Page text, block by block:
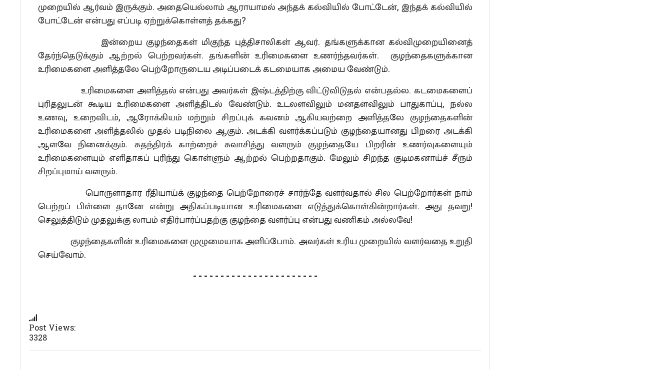
முறையில் ஆர்வம் இருக்கும். அதையெல்லாம் ஆராயாமல் அந்தக் கல்வியில் போட்டேன், இந்தக் கல்வியில்
போட்டேன் என்பது எப்படி ஏற்றுக்கொள்ளத் தக்கது?
இன்றைய குழந்தைகள் மிகுந்த புத்திசாலிகள் ஆவர். தங்களுக்கான கல்விமுறையினைத்
தேர்ந்தெடுக்கும் ஆற்றல் பெற்றவர்கள். தங்களின் உரிமைகளை உணர்ந்தவர்கள். குழந்தைகளுக்கான
உரிமைகளை அளித்தலே பெற்றோருடைய அடிப்படைக் கடமையாக அமைய வேண்டும்.
உரிமைகளை அளித்தல் என்பது அவர்கள் இஷ்டத்திற்கு விட்டுவிடுதல் என்பதல்ல. கடமைகளைப்
புரிதலுடன் கூடிய உரிமைகளை அளித்திடல் வேண்டும். உடலளவிலும் மனதளவிலும் பாதுகாப்பு, நல்ல
உணவு, உறைவிடம், ஆரோக்கியம் மற்றும் சிறப்புக் கவனம் ஆகியவற்றை அளித்தலே குழந்தைகளின்
உரிமைகளை அளித்தலில் முதல் படிநிலை ஆகும். அடக்கி வளர்க்கப்படும் குழந்தையானது பிறரை அடக்கி
ஆளவே நினைக்கும். சுதந்திரக் காற்றைச் சுவாசித்து வளரும் குழந்தையே பிறரின் உணர்வுகளையும்
உரிமைகளையும் எளிதாகப் புரிந்து கொள்ளும் ஆற்றல் பெற்றதாகும். மேலும் சிறந்த குடிமகனாய்ச் சீரும்
சிறப்புமாய் வளரும்.
பொருளாதார ரீதியாய்க் குழந்தை பெற்றோரைச் சார்ந்தே வளர்வதால் சில பெற்றோர்கள் நாம்
பெற்றப் பிள்ளை தானே என்று அதிகப்படியான உரிமைகளை எடுத்துக்கொள்கின்றார்கள். அது தவறு!
செலுத்திடும் முதலுக்கு லாபம் எதிர்பார்ப்பதற்கு குழந்தை வளர்ப்பு என்பது வணிகம் அல்லவே!
குழந்தைகளின் உரிமைகளை முழுமையாக அளிப்போம். அவர்கள் உரிய முறையில் வளர்வதை உறுதி
செய்வோம்.
- - - - - - - - - - - - - - - - - - - - - - -
Post Views:
3328